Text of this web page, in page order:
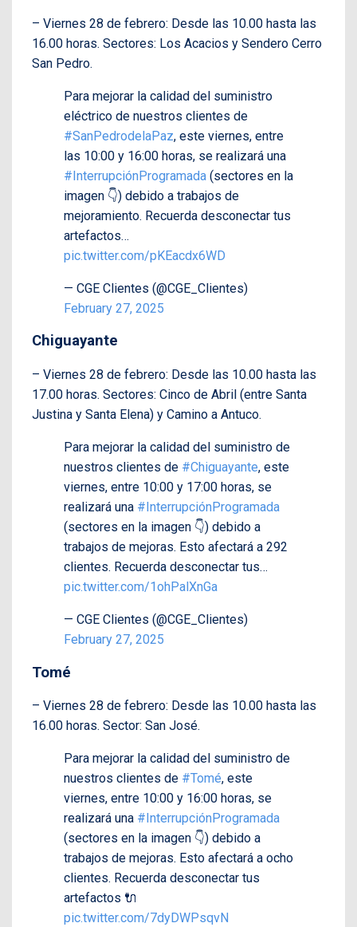
– Viernes 28 de febrero: Desde las 10.00 hasta las
16.00 horas. Sectores: Los Acacios y Sendero Cerro
San Pedro.
Para mejorar la calidad del suministro
eléctrico de nuestros clientes de
#SanPedrodelaPaz, este viernes, entre
las 10:00 y 16:00 horas, se realizará una
#InterrupciónProgramada (sectores en la
imagen 👇) debido a trabajos de
mejoramiento. Recuerda desconectar tus
artefactos…
pic.twitter.com/pKEacdx6WD
— CGE Clientes (@CGE_Clientes)
February 27, 2025
Chiguayante
– Viernes 28 de febrero: Desde las 10.00 hasta las
17.00 horas. Sectores: Cinco de Abril (entre Santa
Justina y Santa Elena) y Camino a Antuco.
Para mejorar la calidad del suministro de
nuestros clientes de #Chiguayante, este
viernes, entre 10:00 y 17:00 horas, se
realizará una #InterrupciónProgramada
(sectores en la imagen 👇) debido a
trabajos de mejoras. Esto afectará a 292
clientes. Recuerda desconectar tus…
pic.twitter.com/1ohPalXnGa
— CGE Clientes (@CGE_Clientes)
February 27, 2025
Tomé
– Viernes 28 de febrero: Desde las 10.00 hasta las
16.00 horas. Sector: San José.
Para mejorar la calidad del suministro de
nuestros clientes de #Tomé, este
viernes, entre 10:00 y 16:00 horas, se
realizará una #InterrupciónProgramada
(sectores en la imagen 👇) debido a
trabajos de mejoras. Esto afectará a ocho
clientes. Recuerda desconectar tus
artefactos 🔌
pic.twitter.com/7dyDWPsqvN